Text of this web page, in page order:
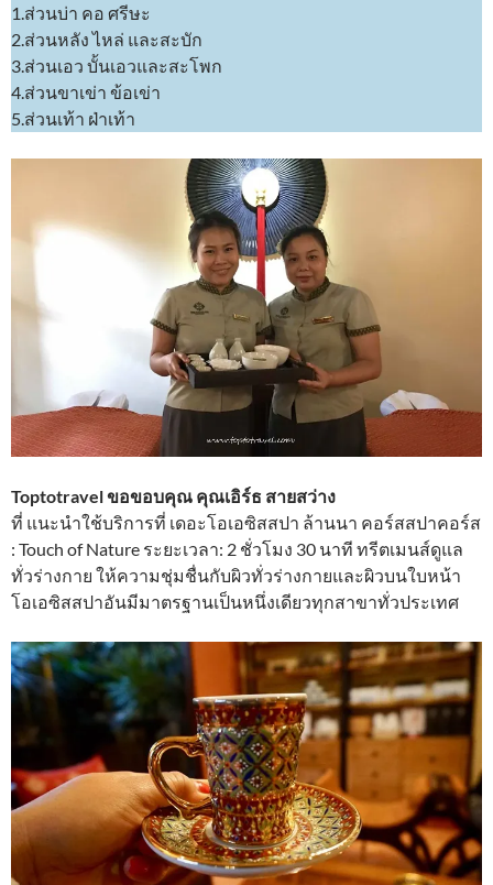
1.ส่วนบ่า คอ ศรีษะ
2.ส่วนหลัง ไหล่ และสะบัก
3.ส่วนเอว บั้นเอวและสะโพก
4.ส่วนขาเข่า ข้อเข่า
5.ส่วนเท้า ฝ่าเท้า
Toptotravel ขอขอบคุณ คุณเอิร์ธ สายสว่าง
ที่ แนะนำใช้บริการที่ เดอะโอเอซิสสปา ล้านนา คอร์สสปาคอร์ส​
: Touch of Nature ระยะเวลา: 2 ชั่วโมง 30 นาที ทรีตเมนส์ดูแล
ทั่วร่างกาย ให้ความชุ่มชื่นกับผิวทั่วร่างกายและผิวบนใบหน้า
โอเอซิสสปาอันมีมาตรฐานเป็นหนึ่งเดียวทุกสาขาทั่วประเทศ